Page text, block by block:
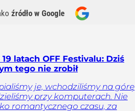
źródło w Google
latach OFF Festivalu: Dziś
tego nie zrobił
je, wchodziliśmy na górę
przy komputerach. Nie
romantycznego czasu, za